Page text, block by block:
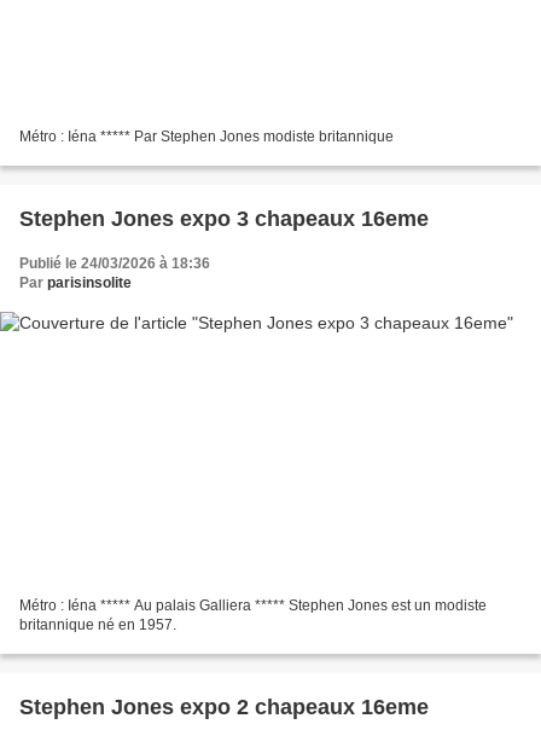
Métro : Iéna ***** Par Stephen Jones modiste britannique
Stephen Jones expo 3 chapeaux 16eme
Publié le 24/03/2026 à 18:36
Par parisinsolite
Métro : Iéna ***** Au palais Galliera ***** Stephen Jones est un modiste
britannique né en 1957.
Stephen Jones expo 2 chapeaux 16eme